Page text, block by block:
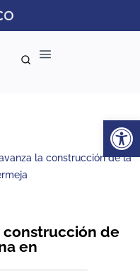
la construcción de la
construcción de
en